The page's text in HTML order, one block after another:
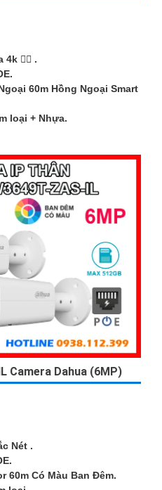
4k 👍🏾 .
60m Hồng Ngoại Smart
loại + Nhựa.
Camera Dahua (6MP)
Nét .
60m Có Màu Ban Ðêm.